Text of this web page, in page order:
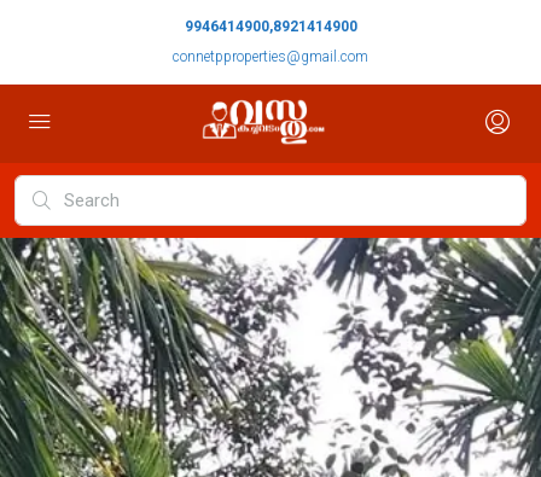
9946414900,8921414900
connetpproperties@gmail.com